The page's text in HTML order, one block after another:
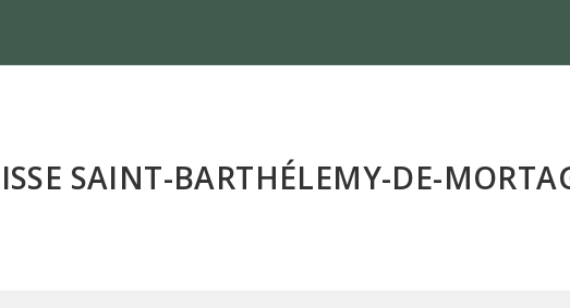
SAINT-BARTHÉLEMY-DE-